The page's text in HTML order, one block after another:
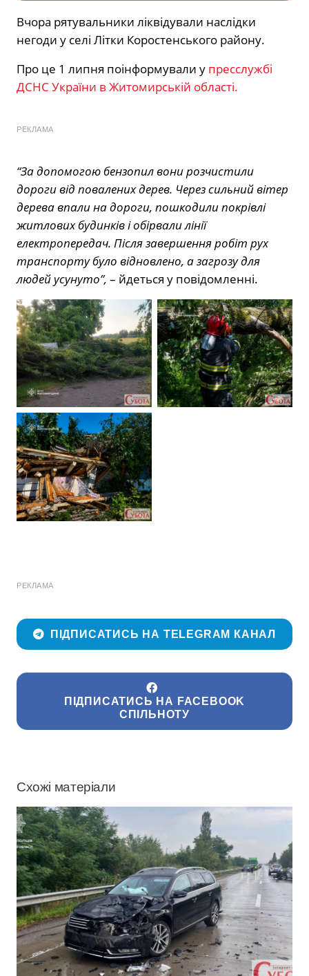
Вчора рятувальники ліквідували наслідки
негоди у селі Літки Коростенського району.
Про це 1 липня поінформували у пресслужбі
ДСНС України в Житомирській області.
РЕКЛАМА
“За допомогою бензопил вони розчистили
дороги від повалених дерев. Через сильний вітер
дерева впали на дороги, пошкодили покрівлі
житлових будинків і обірвали лінії
електропередач. Після завершення робіт рух
транспорту було відновлено, а загрозу для
людей усунуто”, – йдеться у повідомленні.
РЕКЛАМА
ПІДПИСАТИСЬ НА TELEGRAM КАНАЛ
ПІДПИСАТИСЬ НА FACEBOOK
СПІЛЬНОТУ
Схожі матеріали